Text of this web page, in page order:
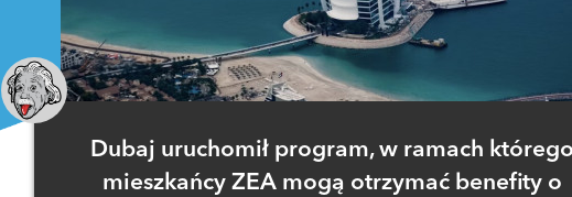
Dubaj uruchomił program, w ramach
mieszkańcy ZEA mogą otrzymać benefity o